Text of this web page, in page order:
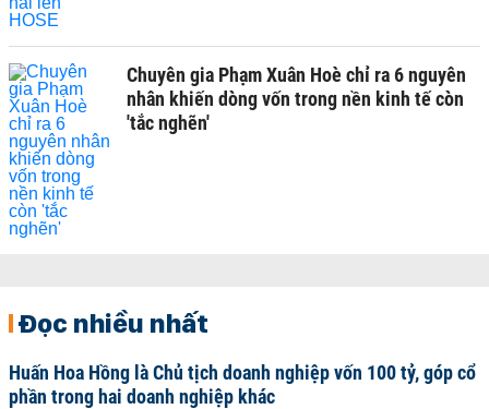
Chuyên gia Phạm Xuân Hoè chỉ ra 6 nguyên
nhân khiến dòng vốn trong nền kinh tế còn
'tắc nghẽn'
Đọc nhiều nhất
Huấn Hoa Hồng là Chủ tịch doanh nghiệp vốn 100 tỷ, góp cổ
phần trong hai doanh nghiệp khác